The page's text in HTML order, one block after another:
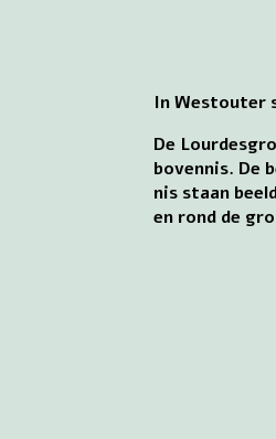
In Westouter
De
bovennis. De
nis staan
en rond de